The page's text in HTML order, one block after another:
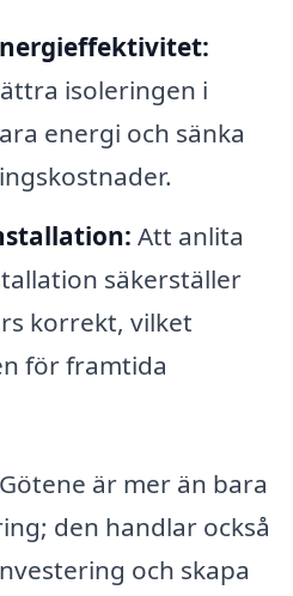
isoleringen i
energi och sänka
Att anlita
säkerställer
korrekt, vilket
för framtida
är mer än bara
den handlar också
och skapa